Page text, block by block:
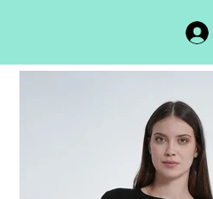
SWEATER